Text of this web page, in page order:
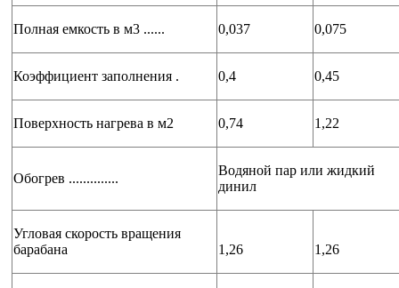
Полная емкость в м3 ...... 0,037 0,075
Коэффициент заполнения . 0,4 0,45
Поверхность нагрева в м2 0,74 1,22
Обогрев ..............
Водяной пар или жидкий
динил
Угловая скорость вращения
барабана
1,26 1,26